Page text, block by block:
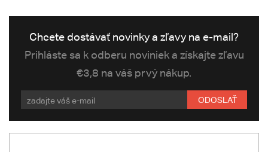
Chcete dostávať novinky a zľavy na e-mail?
Prihláste sa k odberu noviniek a získajte zľavu
€3,8 na váš prvý nákup.
ODOSLAŤ